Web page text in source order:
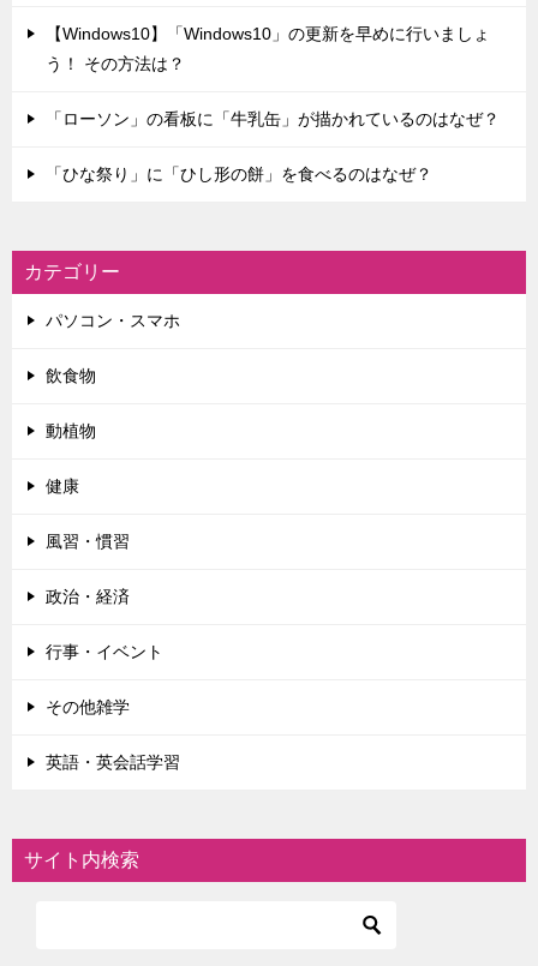
【Windows10】「Windows10」の更新を早めに行いましょ
う！ その方法は？
「ローソン」の看板に「牛乳缶」が描かれているのはなぜ？
「ひな祭り」に「ひし形の餅」を食べるのはなぜ？
カテゴリー
パソコン・スマホ
飲食物
動植物
健康
風習・慣習
政治・経済
行事・イベント
その他雑学
英語・英会話学習
サイト内検索